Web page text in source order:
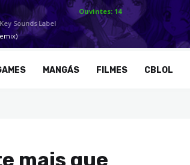
MANGÁS FILMES CBLOL
mais que